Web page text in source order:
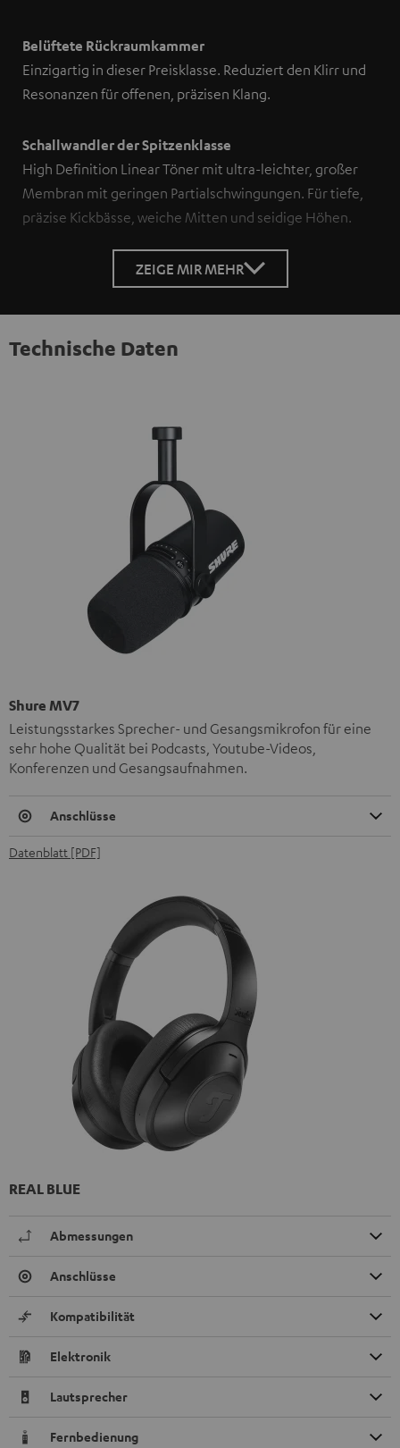
Belüftete Rückraumkammer
Einzigartig in dieser Preisklasse. Reduziert den Klirr und
Resonanzen für offenen, präzisen Klang.
Schallwandler der Spitzenklasse
High Definition Linear Töner mit ultra-leichter, großer
Membran mit geringen Partialschwingungen. Für tiefe,
präzise Kickbässe, weiche Mitten und seidige Höhen.
ZEIGE MIR MEHR
Technische Daten
Shure MV7
Leistungsstarkes Sprecher- und Gesangsmikrofon für eine
sehr hohe Qualität bei Podcasts, Youtube-Videos,
Konferenzen und Gesangsaufnahmen.
Anschlüsse
Datenblatt [PDF]
REAL BLUE
Abmessungen
Anschlüsse
Kompatibilität
Elektronik
Lautsprecher
Fernbedienung